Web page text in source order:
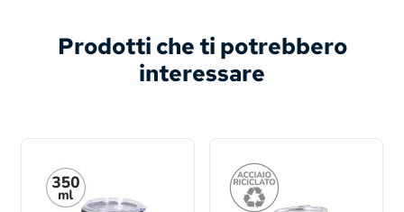
Prodotti che ti potrebbero
interessare